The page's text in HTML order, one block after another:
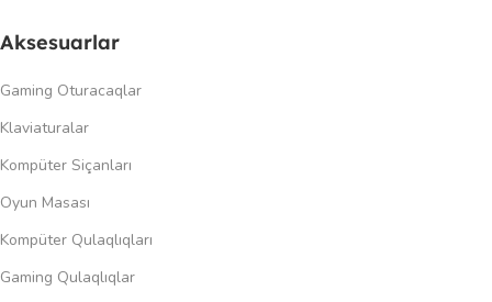
Aksesuarlar
Gaming Oturacaqlar
Klaviaturalar
Kompüter Siçanları
Oyun Masası
Kompüter Qulaqlıqları
Gaming Qulaqlıqlar